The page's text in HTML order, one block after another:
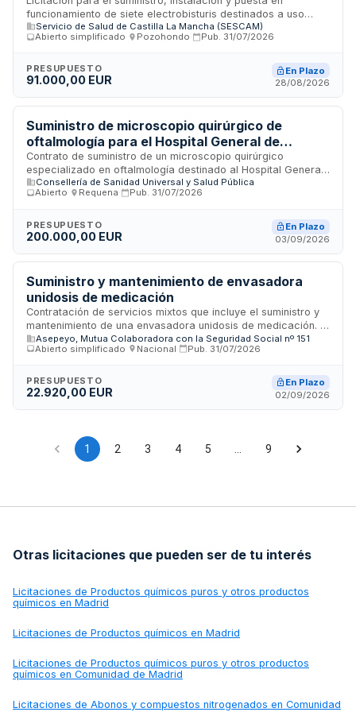
funcionamiento de siete electrobisturis destinados a uso
sanitario. El contrato se tramita mediante procedimiento
abierto simplificado conforme a la Ley de Contratos del
recogidas en el pliego de prescripciones técnicas y las
características técnicas especificadas en los anexos del
detallan en el Anexo I del pliego.
Servicio de Salud de Castilla La Mancha (SESCAM)
Abierto simplificado
Pozohondo Pub. 31/07/2026
PRESUPUESTO
91.000,00 EUR
En Plazo
28/08/2026
Suministro de microscopio quirúrgico de
oftalmología para el Hospital General de
Requena
Contrato de suministro de un microscopio quirúrgico
especializado en oftalmología destinado al Hospital General
de Requena. El procedimiento se tramita mediante sistema
abierto conforme a la Ley de Contratos del Sector Público,
valoración, garantías y condiciones de entrega del equipo
médico en las instalaciones hospitalarias indicadas.
Consellería de Sanidad Universal y Salud Pública
Abierto
Requena Pub. 31/07/2026
PRESUPUESTO
200.000,00 EUR
En Plazo
03/09/2026
Suministro y mantenimiento de envasadora
unidosis de medicación
Contratación de servicios mixtos que incluye el suministro y
mantenimiento de una envasadora unidosis de medicación. El
procedimiento es abierto simplificado y se adjudicará
conforme a la mejor relación calidad-precio aplicando
deberá garantizar el cumplimiento de normativa técnica
española y comunitaria, prestando servicios de formación,
Asepeyo, Mutua Colaboradora con la Seguridad Social nº 151
Abierto simplificado
Nacional Pub. 31/07/2026
PRESUPUESTO
22.920,00 EUR
En Plazo
02/09/2026
1 2 3 4 5 … 9
Otras licitaciones que pueden ser de tu interés
Licitaciones de Productos químicos puros y otros productos
químicos en Madrid
Licitaciones de Productos químicos en Madrid
Licitaciones de Productos químicos puros y otros productos
químicos en Comunidad de Madrid
Licitaciones de Abonos y compuestos nitrogenados en Comunidad